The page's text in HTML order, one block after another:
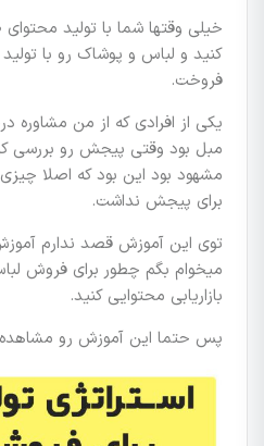
خیلی وقتها شما با تولید محتوای
کنید و لباس و پوشاک رو با
فروخت.
یکی از افرادی که از من مشاوره
مبل بود وقتی پیجش رو بررسی
مشهود بود این بود که اصلا
برای پیجش نداشت.
توی این آموزش قصد ندارم
میخوام بگم چطور برای فروش
بازاریابی محتوایی کنید.
پس حتما این آموزش رو مشاهده